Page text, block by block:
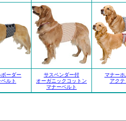
ーダー
ルト
サスペンダー付
オーガニックコットン
マナーベルト
マナーホ
アクテ